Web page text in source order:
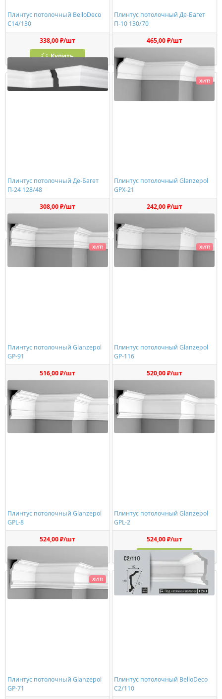
Плинтус потолочный BelloDeco
C14/130
338,00 ₽/шт
Купить
Плинтус потолочный Де-Багет
П-10 130/70
465,00 ₽/шт
Плинтус потолочный Де-Багет
П-24 128/48
308,00 ₽/шт
Плинтус потолочный Glanzepol
GPX-21
242,00 ₽/шт
ХИТ!
Плинтус потолочный Glanzepol
GP-91
516,00 ₽/шт
ХИТ!
Плинтус потолочный Glanzepol
GP-116
520,00 ₽/шт
ХИТ!
Плинтус потолочный Glanzepol
GPL-8
524,00 ₽/шт
Плинтус потолочный Glanzepol
GPL-2
524,00 ₽/шт
Плинтус потолочный Glanzepol
GP-71
ХИТ!
Плинтус потолочный BelloDeco
C2/110